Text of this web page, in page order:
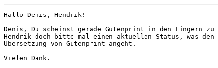
Hallo Denis, Hendrik!
Denis, Du scheinst gerade Gutenprint in den Fingern zu
Hendrik doch bitte mal einen aktuellen Status, was
Übersetzung von Gutenprint angeht.
Vielen Dank.